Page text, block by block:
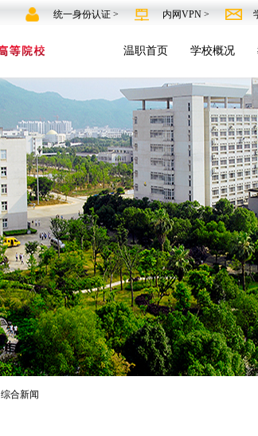
统一身份认证 > 内网VPN >
温职首页 学校概况
综合新闻